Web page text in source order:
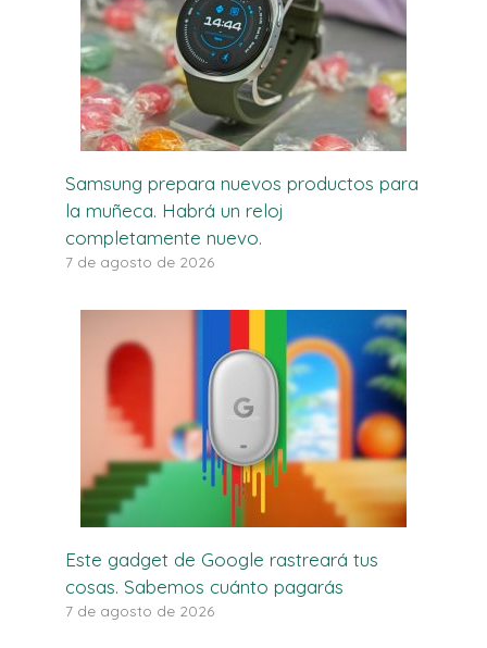
Samsung prepara nuevos productos para
la muñeca. Habrá un reloj
completamente nuevo.
7 de agosto de 2026
Este gadget de Google rastreará tus
cosas. Sabemos cuánto pagarás
7 de agosto de 2026